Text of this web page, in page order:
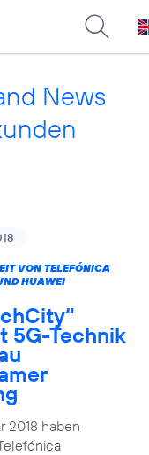
News
VON TELEFÓNICA
HUAWEI
5G-Technik
2018 haben